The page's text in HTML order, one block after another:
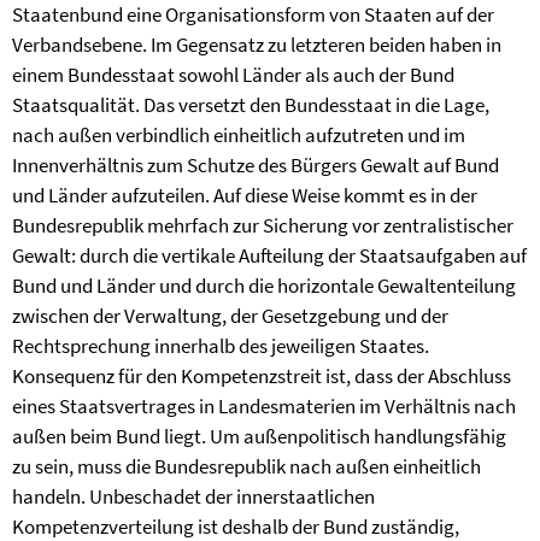
Staatenbund eine Organisationsform von Staaten auf der
Verbandsebene. Im Gegensatz zu letzteren beiden haben in
einem Bundesstaat sowohl Länder als auch der Bund
Staatsqualität. Das versetzt den Bundesstaat in die Lage,
nach außen verbindlich einheitlich aufzutreten und im
Innenverhältnis zum Schutze des Bürgers Gewalt auf Bund
und Länder aufzuteilen. Auf diese Weise kommt es in der
Bundesrepublik mehrfach zur Sicherung vor zentralistischer
Gewalt: durch die vertikale Aufteilung der Staatsaufgaben auf
Bund und Länder und durch die horizontale Gewaltenteilung
zwischen der Verwaltung, der Gesetzgebung und der
Rechtsprechung innerhalb des jeweiligen Staates.
Konsequenz für den Kompetenzstreit ist, dass der Abschluss
eines Staatsvertrages in Landesmaterien im Verhältnis nach
außen beim Bund liegt. Um außenpolitisch handlungsfähig
zu sein, muss die Bundesrepublik nach außen einheitlich
handeln. Unbeschadet der innerstaatlichen
Kompetenzverteilung ist deshalb der Bund zuständig,